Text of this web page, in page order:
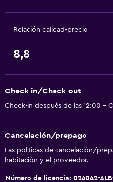
Relación calidad-precio
8,8
Check-in/Check-out
Check-in después de las 12:00 -
Cancelación/prepago
Las políticas de cancelación/
habitación y el proveedor.
Número de licencia: 024042-